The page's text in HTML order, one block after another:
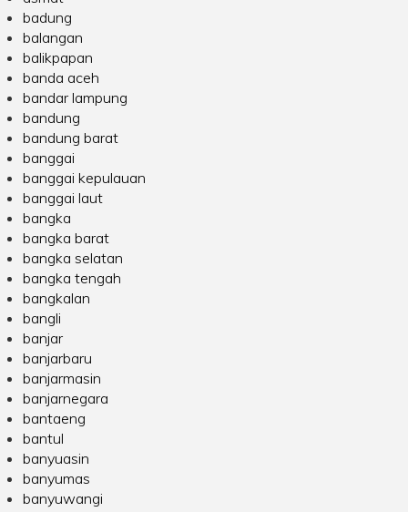
badung
balangan
balikpapan
banda aceh
bandar lampung
bandung
bandung barat
banggai
banggai kepulauan
banggai laut
bangka
bangka barat
bangka selatan
bangka tengah
bangkalan
bangli
banjar
banjarbaru
banjarmasin
banjarnegara
bantaeng
bantul
banyuasin
banyumas
banyuwangi